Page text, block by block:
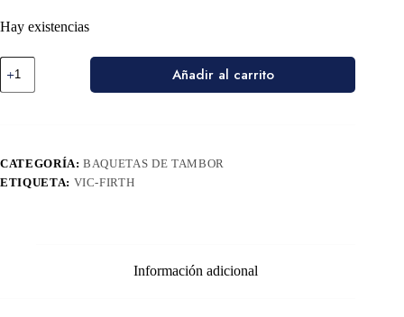
Hay existencias
Añadir al carrito
CATEGORÍA:BAQUETAS DE TAMBOR
ETIQUETA: VIC-FIRTH
Información adicional